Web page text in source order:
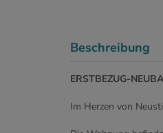
Beschreibung
ERSTBEZUG-
Im Herzen von